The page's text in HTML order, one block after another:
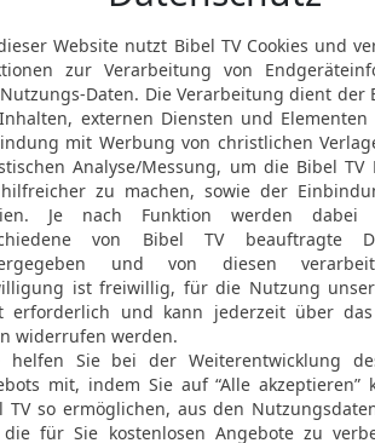
Als sich
hinten! Da
die
15 und die
Männer
Jerobeam
16 Und die
ihre Hand,
17 sodass
zufügte, und
auserlesene
18 So
die Kinder